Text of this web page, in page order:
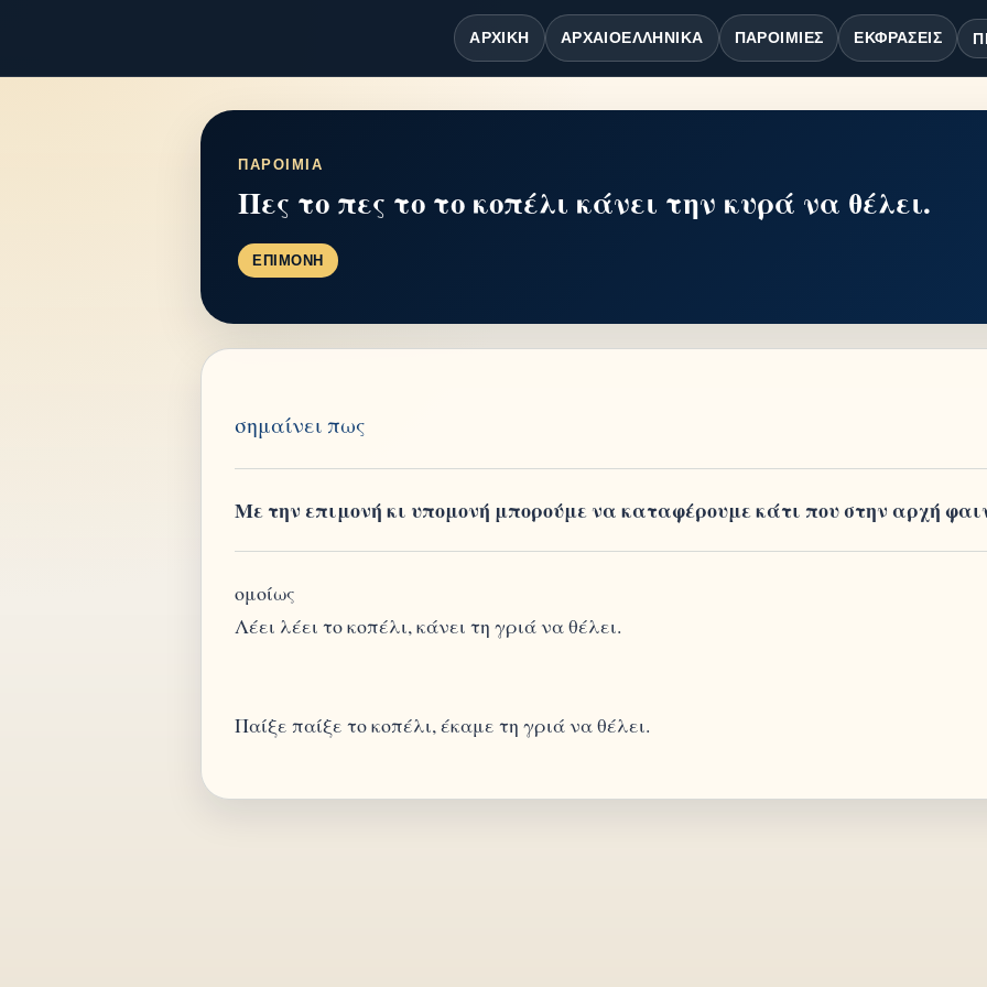
ΑΡΧΙΚΉ ΑΡΧΑΙΟΕΛΛΗΝΙΚΆ ΠΑΡΟΙΜΊΕΣ ΕΚΦΡΆΣΕΙΣ
ΠΑΡΟΙΜΙΑ
Πες το πες το το κοπέλι κάνει την κυρά να θέλει.
ΕΠΙΜΟΝΗ
σημαίνει πως
Με την επιμονή κι υπομονή μπορούμε να καταφέρουμε κάτι που στην αρχή
ομοίως
Λέει λέει το κοπέλι, κάνει τη γριά να θέλει.
Παίξε παίξε το κοπέλι, έκαμε τη γριά να θέλει.